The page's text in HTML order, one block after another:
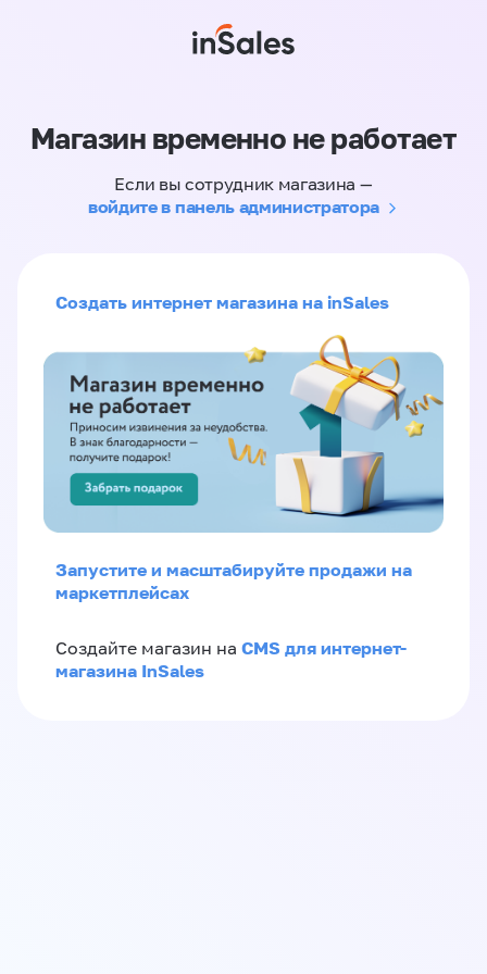
Магазин временно не работает
Если вы сотрудник магазина —
войдите в панель администратора
Создать интернет магазина на inSales
Запустите и масштабируйте продажи на
маркетплейсах
Создайте магазин на CMS для интернет-
магазина InSales